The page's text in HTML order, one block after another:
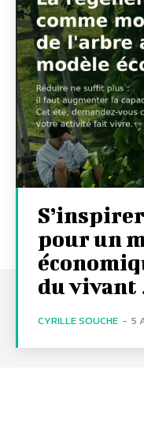
pour un
du
CYRILLE SOUCHE - 5